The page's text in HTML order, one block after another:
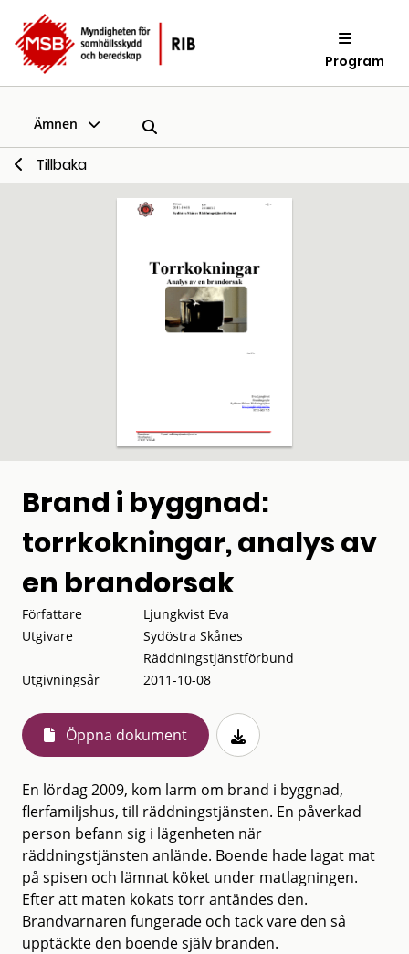
Program
Ämnen
Tillbaka
Brand i byggnad:
torrkokningar, analys av
en brandorsak
Författare
Ljungkvist Eva
Utgivare
Sydöstra Skånes
Räddningstjänstförbund
Utgivningsår
2011-10-08
Öppna dokument
En lördag 2009, kom larm om brand i byggnad,
flerfamiljshus, till räddningstjänsten. En påverkad
person befann sig i lägenheten när
räddningstjänsten anlände. Boende hade lagat mat
på spisen och lämnat köket under matlagningen.
Efter att maten kokats torr antändes den.
Brandvarnaren fungerade och tack vare den så
upptäckte den boende själv branden.